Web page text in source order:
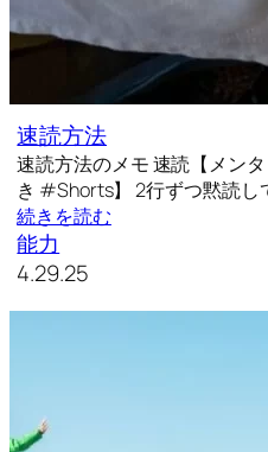
速読方法
速読方法のメモ 速読【メン
き #Shorts】 2行ずつ黙読し
続きを読む
能力
4.29.25